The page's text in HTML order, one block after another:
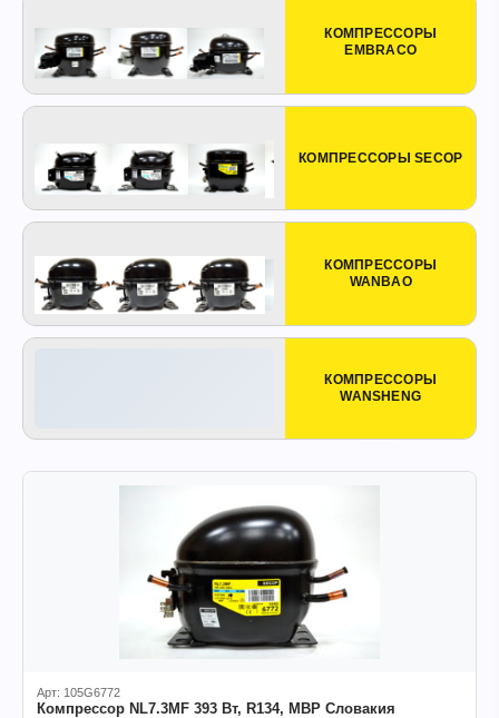
КОМПРЕССОРЫ
EMBRACO
КОМПРЕССОРЫ SECOP
КОМПРЕССОРЫ
WANBAO
КОМПРЕССОРЫ
WANSHENG
Арт: 105G6772
Компрессор NL7.3MF 393 Вт, R134, MBP Словакия